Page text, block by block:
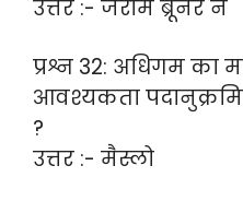
उत्तर :- जेरोम ब्रूनर ने
प्रश्न 32: अधिगम का
आवश्यकता
?
उत्तर :- मैस्लो